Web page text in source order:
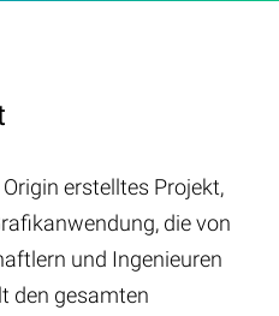
erstelltes Projekt,
die von
und Ingenieuren
den gesamten